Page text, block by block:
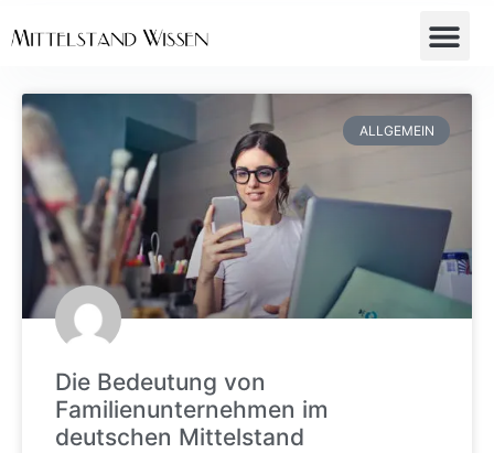
ALLGEMEIN
Die Bedeutung von
Familienunternehmen im
deutschen Mittelstand